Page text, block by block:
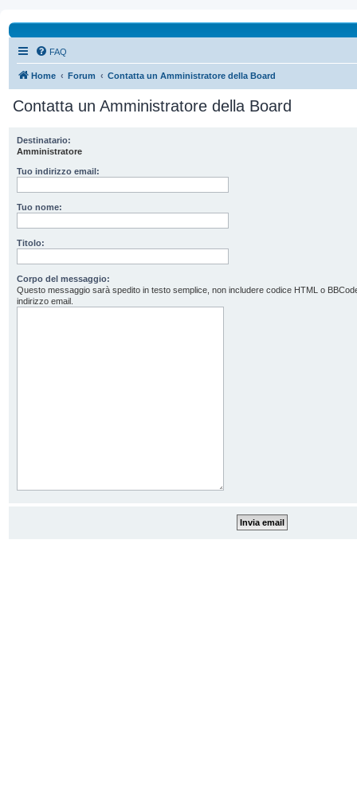
FAQ
Home Forum Contatta un Amministratore della Board
Contatta un Amministratore della Board
Destinatario:
Amministratore
Tuo indirizzo email:
Tuo nome:
Titolo:
Corpo del messaggio:
Questo messaggio sarà spedito in testo semplice, non includere codice HTML o
indirizzo email.